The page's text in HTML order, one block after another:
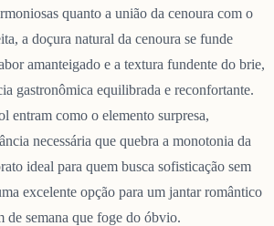
quanto a união da cenoura com o
a doçura natural da cenoura se funde
amanteigado e a textura fundente do brie,
gastronômica equilibrada e reconfortante.
entram como o elemento surpresa,
necessária que quebra a monotonia da
ideal para quem busca sofisticação sem
excelente opção para um jantar romântico
de semana que foge do óbvio.